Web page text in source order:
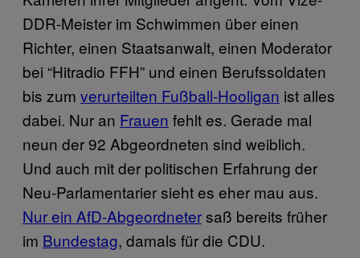
DDR-Meister im Schwimmen über einen
Richter, einen Staatsanwalt, einen Moderator
bei “Hitradio FFH” und einen Berufssoldaten
bis zum verurteilten Fußball-Hooligan ist alles
dabei. Nur an Frauen fehlt es. Gerade mal
neun der 92 Abgeordneten sind weiblich.
Und auch mit der politischen Erfahrung der
Neu-Parlamentarier sieht es eher mau aus.
Nur ein AfD-Abgeordnetersaß bereits früher
im Bundestag, damals für die CDU.